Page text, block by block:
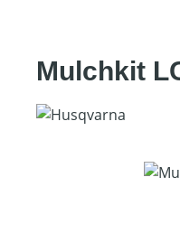
Mulchkit
Bildergalerie